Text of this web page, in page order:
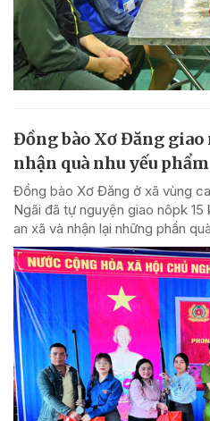
Đồng bào Xơ Đăng giao
nhận quà nhu yếu phẩm
Đồng bào Xơ Đăng ở xã vùng
Ngãi đã tự nguyện giao nôpk
an xã và nhận lại những phần